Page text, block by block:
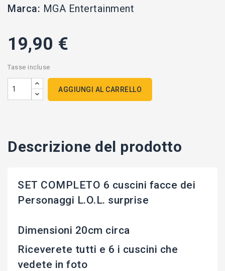
Marca: MGA Entertainment
19,90 €
Tasse incluse
AGGIUNGI AL CARRELLO
Descrizione del prodotto
SET COMPLETO 6 cuscini facce dei
Personaggi L.O.L. surprise
Dimensioni 20cm circa
Riceverete tutti e 6 i cuscini che
vedete in foto